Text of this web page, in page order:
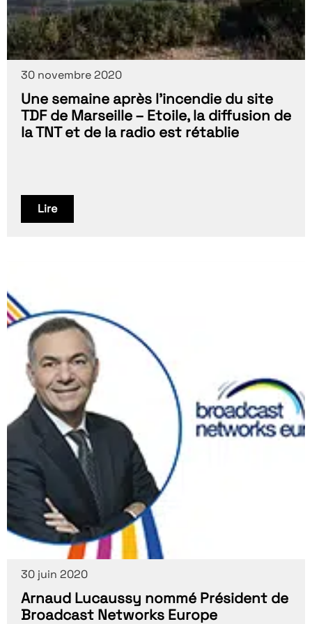
30 novembre 2020
Une semaine après l’incendie du site
TDF de Marseille – Etoile, la diffusion de
la TNT et de la radio est rétablie
Lire
30 juin 2020
Arnaud Lucaussy nommé Président de
Broadcast Networks Europe